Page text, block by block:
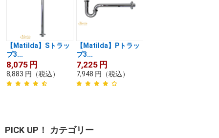
【Matilda】Sトラッ
プ3...
8,075 円
8,883 円 （税込）
【Matilda】Pトラッ
プ3...
7,225 円
7,948 円 （税込）
PICK UP！ カテゴリー